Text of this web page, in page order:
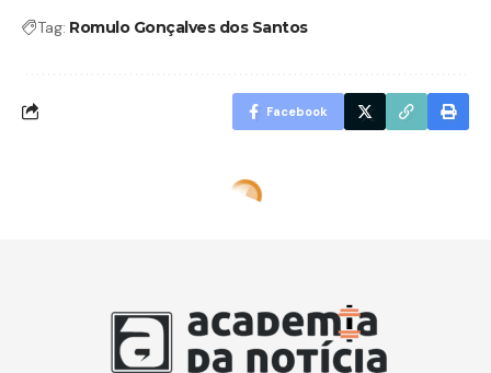
Tag: Romulo Gonçalves dos Santos
Facebook